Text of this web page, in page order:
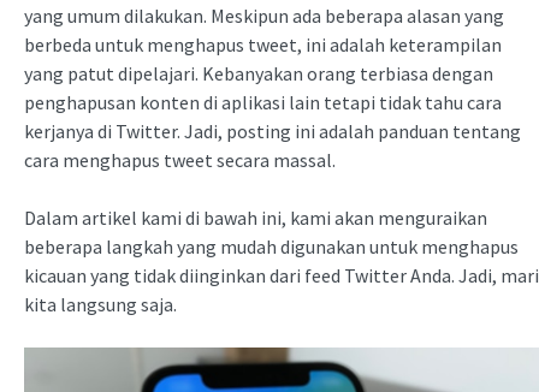
yang umum dilakukan. Meskipun ada beberapa alasan yang
berbeda untuk menghapus tweet, ini adalah keterampilan
yang patut dipelajari. Kebanyakan orang terbiasa dengan
penghapusan konten di aplikasi lain tetapi tidak tahu cara
kerjanya di Twitter. Jadi, posting ini adalah panduan tentang
cara menghapus tweet secara massal.
Dalam artikel kami di bawah ini, kami akan menguraikan
beberapa langkah yang mudah digunakan untuk menghapus
kicauan yang tidak diinginkan dari feed Twitter Anda. Jadi, mari
kita langsung saja.